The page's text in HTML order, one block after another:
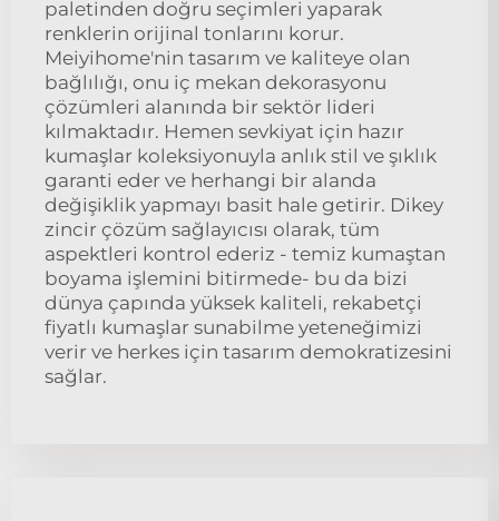
paletinden doğru seçimleri yaparak
renklerin orijinal tonlarını korur.
Meiyihome'nin tasarım ve kaliteye olan
bağlılığı, onu iç mekan dekorasyonu
çözümleri alanında bir sektör lideri
kılmaktadır. Hemen sevkiyat için hazır
kumaşlar koleksiyonuyla anlık stil ve şıklık
garanti eder ve herhangi bir alanda
değişiklik yapmayı basit hale getirir. Dikey
zincir çözüm sağlayıcısı olarak, tüm
aspektleri kontrol ederiz - temiz kumaştan
boyama işlemini bitirmede- bu da bizi
dünya çapında yüksek kaliteli, rekabetçi
fiyatlı kumaşlar sunabilme yeteneğimizi
verir ve herkes için tasarım demokratizesini
sağlar.